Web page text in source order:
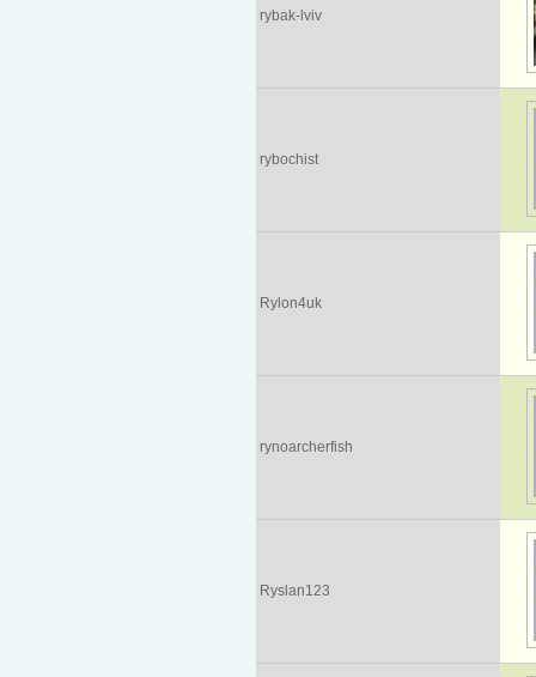
rybak-lviv
rybochist
Rylon4uk
rynoarcherfish
Ryslan123